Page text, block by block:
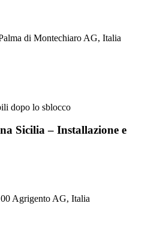
di Montechiaro AG, Italia
dopo lo sblocco
Sicilia – Installazione e
Agrigento AG, Italia